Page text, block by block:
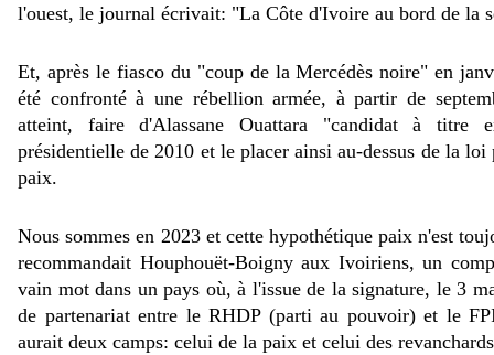
l'ouest, le journal écrivait: "La Côte d'Ivoire au bord de la
Et, après le fiasco du "coup de la Mercédès noire" en
été confronté à une rébellion armée, à partir de
atteint, faire d'Alassane Ouattara "candidat à titre
présidentielle de 2010 et le placer ainsi au-dessus de la
paix.
Nous sommes en 2023 et cette hypothétique paix n'est
recommandait Houphouët-Boigny aux Ivoiriens, un
vain mot dans un pays où, à l'issue de la signature, le 3
de partenariat entre le RHDP (parti au pouvoir) et le
aurait deux camps: celui de la paix et celui des